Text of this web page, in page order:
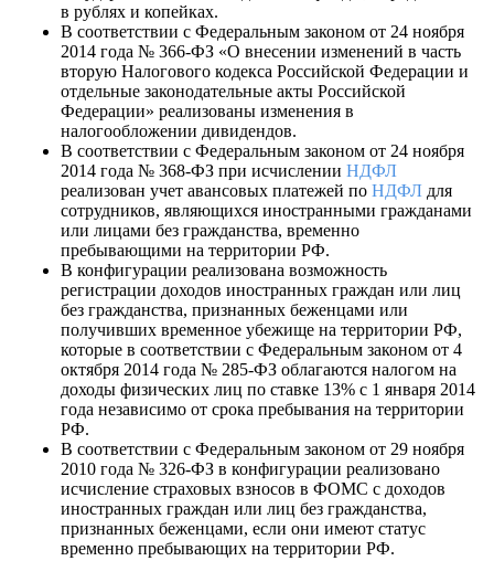
в рублях и копейках.
В соответствии с Федеральным законом от 24 ноября
2014 года № 366-ФЗ «О внесении изменений в часть
вторую Налогового кодекса Российской Федерации и
отдельные законодательные акты Российской
Федерации» реализованы изменения в
налогообложении дивидендов.
В соответствии с Федеральным законом от 24 ноября
2014 года № 368-ФЗ при исчислении НДФЛ
реализован учет авансовых платежей по НДФЛ для
сотрудников, являющихся иностранными гражданами
или лицами без гражданства, временно
пребывающими на территории РФ.
В конфигурации реализована возможность
регистрации доходов иностранных граждан или лиц
без гражданства, признанных беженцами или
получивших временное убежище на территории РФ,
которые в соответствии с Федеральным законом от 4
октября 2014 года № 285-ФЗ облагаются налогом на
доходы физических лиц по ставке 13% с 1 января 2014
года независимо от срока пребывания на территории
РФ.
В соответствии с Федеральным законом от 29 ноября
2010 года № 326-ФЗ в конфигурации реализовано
исчисление страховых взносов в ФОМС с доходов
иностранных граждан или лиц без гражданства,
признанных беженцами, если они имеют статус
временно пребывающих на территории РФ.